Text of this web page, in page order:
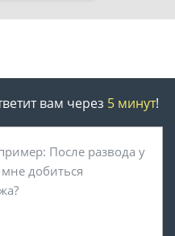
вам через 5 минут!